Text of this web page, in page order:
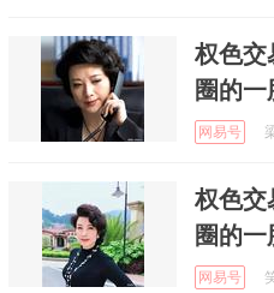
权色交
圈的一
网易号
权色交
圈的一
网易号